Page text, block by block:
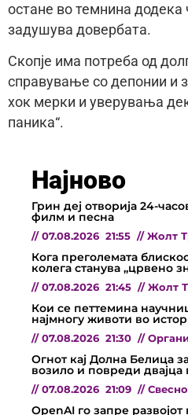
остане во темнина додека
задушува довербата.
Скопје има потреба од
справување со депонии и
хок мерки и уверувања
паника“.
Најново
Грин деј отворија 24-
филм и песна
// 07.08.2026 21:55 // Жолт
Кога преголемата
колега станува „црвено
// 07.08.2026 21:45 // Жолт
Кои се петтемина
најмногу животи во
// 07.08.2026 21:30 //
Огнот кај Долна Белица
возило и повреди
// 07.08.2026 21:09 // Свесно
OpenAI го запре